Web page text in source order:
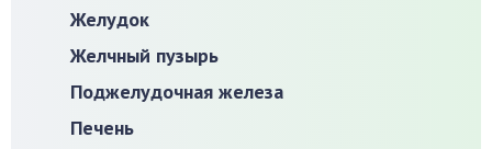
Желудок
Желчный пузырь
Поджелудочная железа
Печень